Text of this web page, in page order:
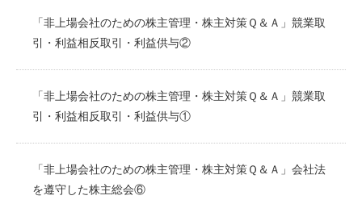
「非上場会社のための株主管理・株主対策Ｑ＆Ａ」競業取
引・利益相反取引・利益供与②
「非上場会社のための株主管理・株主対策Ｑ＆Ａ」競業取
引・利益相反取引・利益供与①
「非上場会社のための株主管理・株主対策Ｑ＆Ａ」会社法
を遵守した株主総会⑥